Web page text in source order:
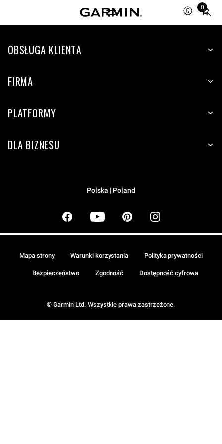
0
Total
items
cart:
OBSŁUGA KLIENTA
FIRMA
PLATFORMY
DLA BIZNESU
Polska | Poland
© Garmin Ltd. Wszystkie prawa zastrzeżone.
Mapa strony Warunki korzystania Polityka prywatności
Bezpieczeństwo Zgodność Dostępność cyfrowa